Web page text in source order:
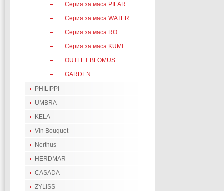
Серия за маса PILAR
Серия за маса WATER
Серия за маса RO
Серия за маса KUMI
OUTLET BLOMUS
GARDEN
PHILIPPI
UMBRA
KELA
Vin Bouquet
Nerthus
HERDMAR
CASADA
ZYLISS